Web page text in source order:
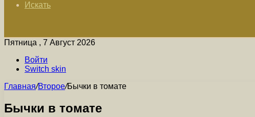
Искать
Пятница , 7 Август 2026
Войти
Switch skin
Главная/Второе/Бычки в томате
Бычки в томате